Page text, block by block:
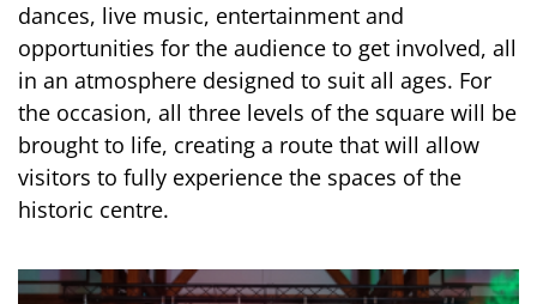
dances, live music, entertainment and
opportunities for the audience to get involved, all
in an atmosphere designed to suit all ages. For
the occasion, all three levels of the square will be
brought to life, creating a route that will allow
visitors to fully experience the spaces of the
historic centre.